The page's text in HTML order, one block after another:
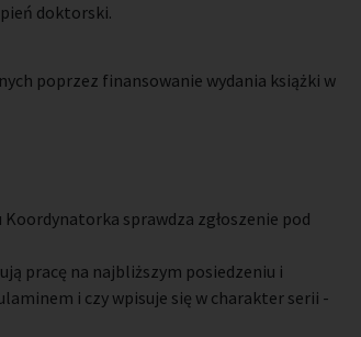
doktorski.
poprzez finansowanie wydania książki w
sprawdza zgłoszenie pod
pracę na najbliższym posiedzeniu i
i czy wpisuje się w charakter serii -